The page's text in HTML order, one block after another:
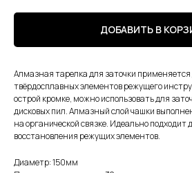
ДОБАВИТЬ В
Алмазная тарелка для заточки применяется
твёрдосплавных элементов режущего
острой кромке, можно использовать для
дисковых пил. Алмазный слой чашки
на органической связке. Идеально подходит
восстановления режущих элементов.
Диаметр: 150мм